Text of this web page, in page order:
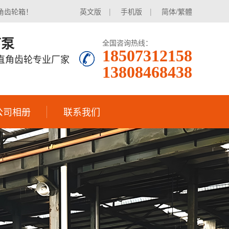
英文版 | 手机版 | 简体/繁體
轮箱！
角齿轮专业厂家
全国咨询热线：
18507312158
13808468438
司相册 联系我们